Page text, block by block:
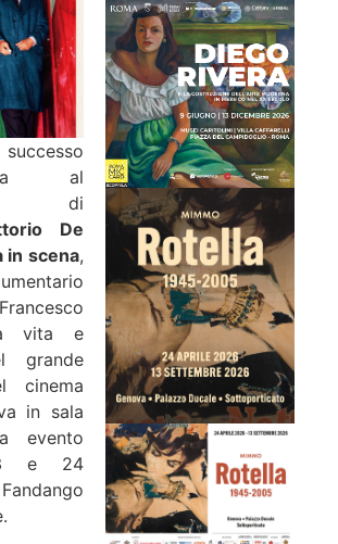
al
di
De
in scena,
vita e
grande
cinema
in sala
evento
e 24